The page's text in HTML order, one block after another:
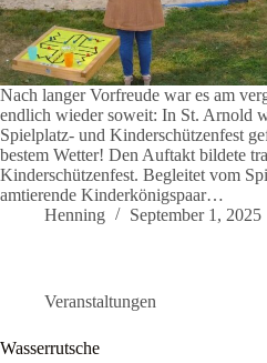
Nach langer Vorfreude war es am
endlich wieder soweit: In St. Arnold
Spielplatz- und Kinderschützenfest
bestem Wetter! Den Auftakt bildete
Kinderschützenfest. Begleitet vom
amtierende Kinderkönigspaar…
Henning
September 1, 2025
Veranstaltungen
Wasserrutsche